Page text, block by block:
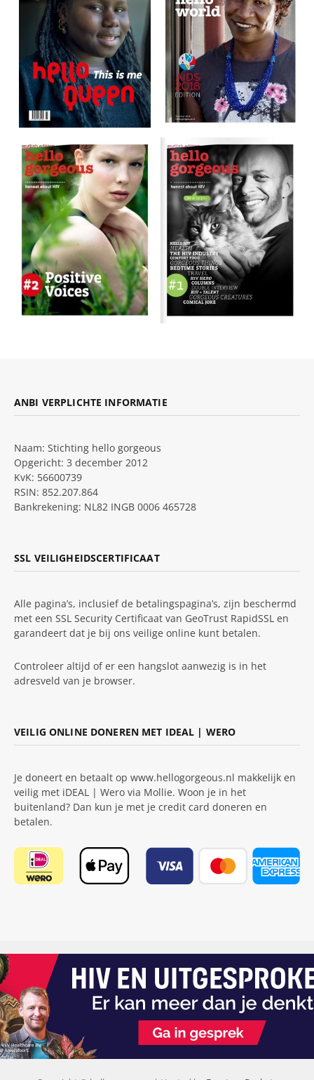
ANBI VERPLICHTE INFORMATIE
Naam: Stichting hello gorgeous
Opgericht: 3 december 2012
KvK: 56600739
RSIN: 852.207.864
Bankrekening: NL82 INGB 0006 465728
SSL VEILIGHEIDSCERTIFICAAT
Alle pagina’s, inclusief de betalingspagina’s, zijn beschermd
met een SSL Security Certificaat van GeoTrust RapidSSL en
garandeert dat je bij ons veilige online kunt betalen.
Controleer altijd of er een hangslot aanwezig is in het
adresveld van je browser.
VEILIG ONLINE DONEREN MET IDEAL | WERO
Je doneert en betaalt op www.hellogorgeous.nl makkelijk en
veilig met iDEAL | Wero via Mollie. Woon je in het
buitenland? Dan kun je met je credit card doneren en
betalen.